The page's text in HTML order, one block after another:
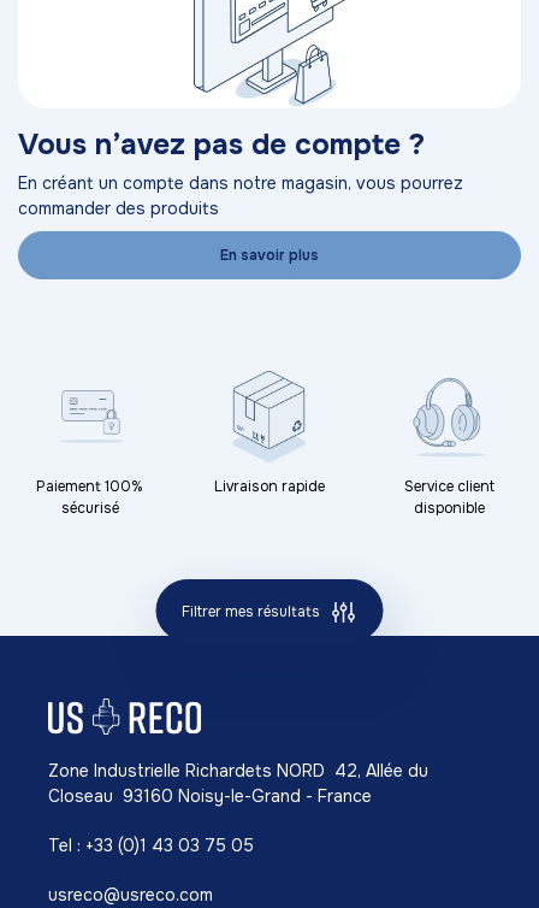
Vous n’avez pas de compte ?
En créant un compte dans notre magasin, vous pourrez
commander des produits
En savoir plus
Paiement 100%
sécurisé
Livraison rapide
Service client
disponible
Zone Industrielle Richardets NORD 42, Allée du
Closeau 93160 Noisy-le-Grand - France
Tel : +33 (0)1 43 03 75 05
usreco@usreco.com
Filtrer mes résultats